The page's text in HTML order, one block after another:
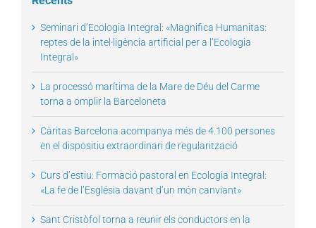
Seminari d’Ecologia Integral: «Magnifica Humanitas:
reptes de la intel·ligència artificial per a l’Ecologia
Integral»
La processó marítima de la Mare de Déu del Carme
torna a omplir la Barceloneta
Càritas Barcelona acompanya més de 4.100 persones
en el dispositiu extraordinari de regularització
Curs d’estiu: Formació pastoral en Ecologia Integral:
«La fe de l’Església davant d’un món canviant»
Sant Cristòfol torna a reunir els conductors en la